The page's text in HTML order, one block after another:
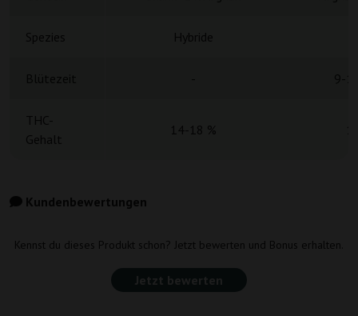
Spezies Hybride
THC-
Gehalt
14-18 %
Kundenbewertungen
Kennst du dieses Produkt schon? Jetzt bewerten und Bonus erhalten.
Jetzt bewerten